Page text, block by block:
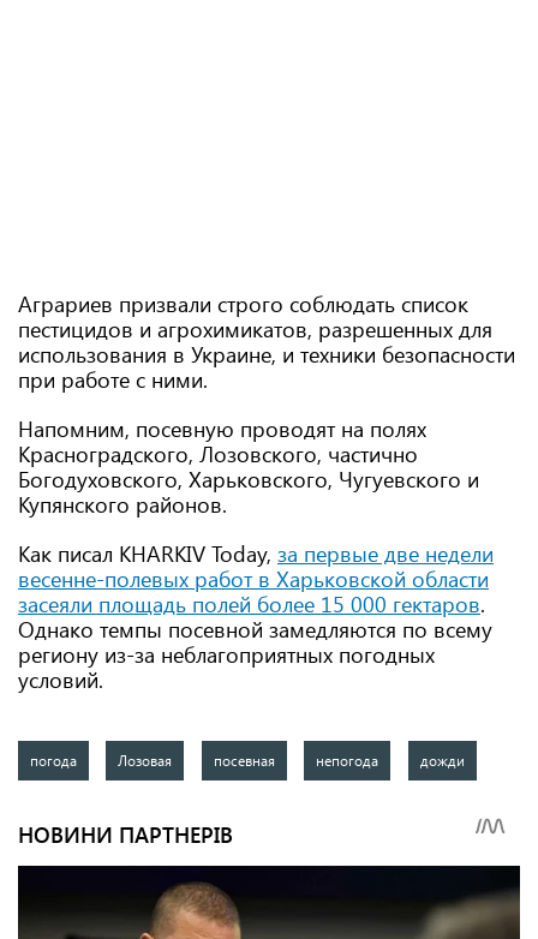
Аграриев призвали строго соблюдать список
пестицидов и агрохимикатов, разрешенных для
использования в Украине, и техники безопасности
при работе с ними.
Напомним, посевную проводят на полях
Красноградского, Лозовского, частично
Богодуховского, Харьковского, Чугуевского и
Купянского районов.
Как писал KHARKIV Today, за первые две недели
весенне-полевых работ в Харьковской области
засеяли площадь полей более 15 000 гектаров.
Однако темпы посевной замедляются по всему
региону из-за неблагоприятных погодных
условий.
погода Лозовая посевная непогода дожди